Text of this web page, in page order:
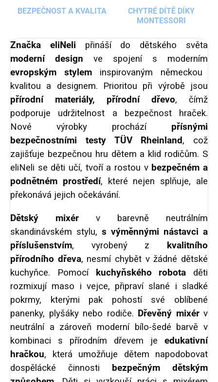
BEZPEČNOST A KVALITA
CHYTRÉ DÍTĚ DÍKY
MONTESSORI
Značka eliNeli přináší do dětského světa
moderní design ve spojení s moderním
evropským stylem inspirovaným německou
kvalitou a designem. Prioritou při výrobě jsou
přírodní materiály, přírodní dřevo, čímž
podporuje udržitelnost a bezpečnost hraček.
Nové výrobky procházípřísnými
bezpečnostními testy TÜV Rheinland, což
zajišťuje bezpečnou hru dětem a klid rodičům. S
eliNeli se děti učí, tvoří a rostou vbezpečném a
podnětném prostředí, které nejen splňuje, ale
překonává jejich očekávání.
Dětský mixér v barevně neutrálním
skandinávském stylu, s výměnnými nástavci a
příslušenstvím, vyrobený z kvalitního
přírodního dřeva, nesmí chybět v žádné dětské
kuchyňce. Pomocí kuchyňského robota děti
rozmixují maso i vejce, připraví slané i sladké
pokrmy, kterými pak pohostí své oblíbené
panenky, plyšáky nebo rodiče. Dřevěný mixérv
neutrální a zároveň moderní bílo-šedé barvě v
kombinaci s přírodním dřevem je edukativní
hračkou, která umožňuje dětem napodobovat
dospělácké činnosti bezpečným dětským